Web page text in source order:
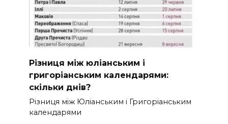
Різниця між юліанським і
григоріанським календарями:
скільки днів?
Різниця між Юліанським і Григоріанським
календарями